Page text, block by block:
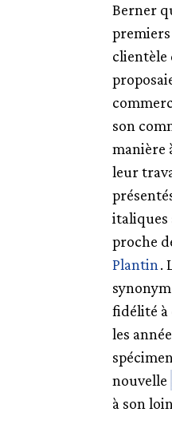
Berner
premiers
clientèle
son
manière
leur
italiques
proche
Plantin .
fidélité à
les
nouvelle
à son